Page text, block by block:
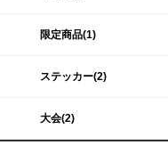
限定商品(1)
ステッカー(2)
大会(2)